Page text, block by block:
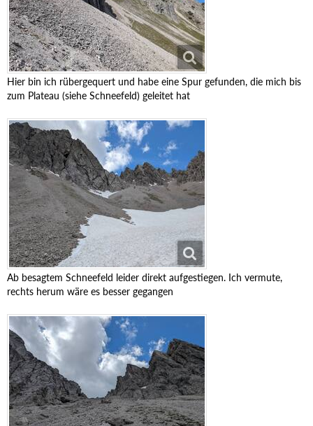
Hier bin ich rübergequert und habe eine Spur gefunden, die mich bis
zum Plateau (siehe Schneefeld) geleitet hat
Ab besagtem Schneefeld leider direkt aufgestiegen. Ich vermute,
rechts herum wäre es besser gegangen